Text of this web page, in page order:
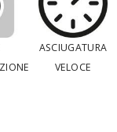
ASCIUGATURA
VELOCE